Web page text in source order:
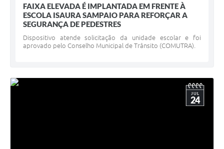
FAIXA ELEVADA É IMPLANTADA EM FRENTE À
ESCOLA ISAURA SAMPAIO PARA REFORÇAR A
SEGURANÇA DE PEDESTRES
Dispositivo atende solicitação da unidade escolar e foi
aprovado pelo Conselho Municipal de Trânsito (COMUTRA).
JUL
24